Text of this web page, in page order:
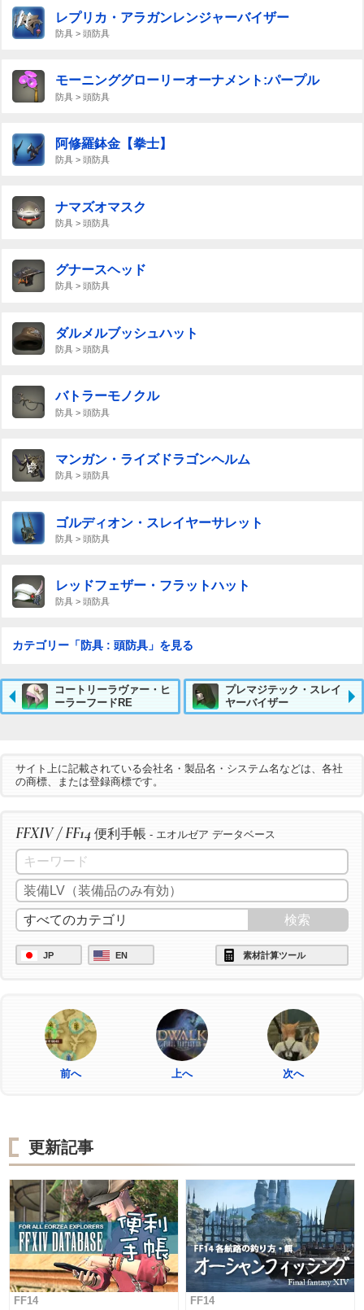
レプリカ・アラガンレンジャーバイザー
防具 > 頭防具
モーニンググローリーオーナメント:パープル
防具 > 頭防具
阿修羅鉢金【拳士】
防具 > 頭防具
ナマズオマスク
防具 > 頭防具
グナースヘッド
防具 > 頭防具
ダルメルブッシュハット
防具 > 頭防具
バトラーモノクル
防具 > 頭防具
マンガン・ライズドラゴンヘルム
防具 > 頭防具
ゴルディオン・スレイヤーサレット
防具 > 頭防具
レッドフェザー・フラットハット
防具 > 頭防具
カテゴリー「防具 : 頭防具」を見る
コートリーラヴァー・ヒ
ーラーフードRE
プレマジテック・スレイ
ヤーバイザー
サイト上に記載されている会社名・製品名・システム名などは、各社
の商標、または登録商標です。
FFXIV / FF14 便利手帳 - エオルゼア データベース
JP EN 素材計算ツール
前へ 上へ 次へ
更新記事
FF14 FF14